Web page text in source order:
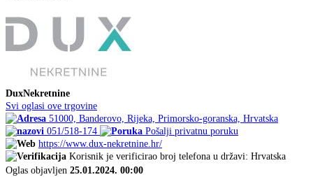
DuxNekretnine
Svi oglasi ove trgovine
51000, Banderovo, Rijeka, Primorsko-goranska, Hrvatska
051/518-174
Pošalji privatnu poruku
https://www.dux-nekretnine.hr/
Korisnik je verificirao broj telefona u državi: Hrvatska
Oglas objavljen 25.01.2024. 00:00